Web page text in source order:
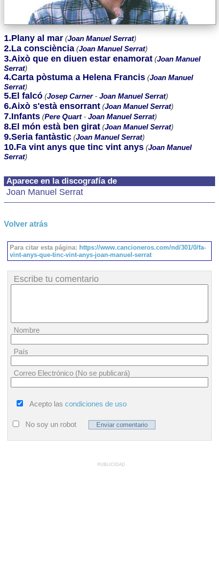
Aparece en la discografía de
Joan Manuel Serrat
1.Plany al mar (Joan Manuel Serrat)
2.La consciència (Joan Manuel Serrat)
3.Això que en diuen estar enamorat (Joan Manuel
Serrat)
4.Carta pòstuma a Helena Francis (Joan Manuel
Serrat)
5.El falcó (Josep Carner- Joan Manuel Serrat)
6.Això s'està ensorrant (Joan Manuel Serrat)
7.Infants (Pere Quart- Joan Manuel Serrat)
8.El món està ben girat (Joan Manuel Serrat)
9.Seria fantàstic (Joan Manuel Serrat)
10.Fa vint anys que tinc vint anys (Joan Manuel
Serrat)
Volver atrás
Para citar esta página: https://www.cancioneros.com/nd/301/0/fa-
vint-anys-que-tinc-vint-anys-joan-manuel-serrat
Escribe tu comentario
Nombre
País
Correo Electrónico (No se publicará)
Acepto las condiciones de uso
No soy un robot
PUBLICIDAD